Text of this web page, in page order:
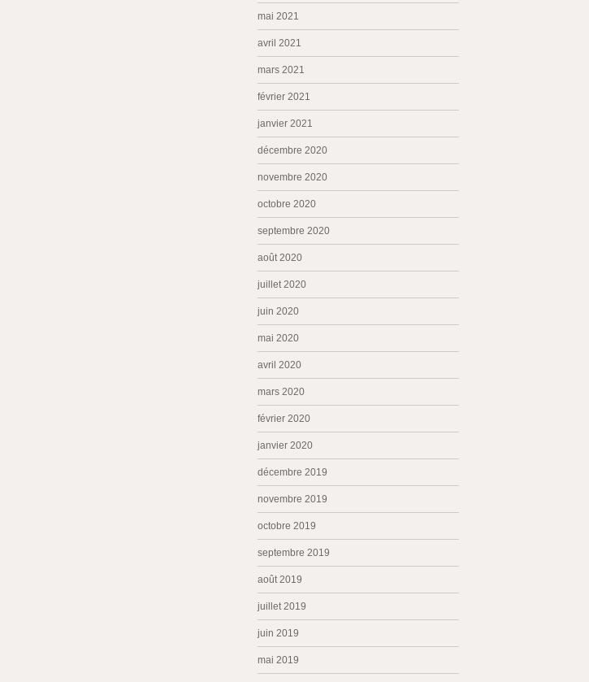
mai 2021
avril 2021
mars 2021
février 2021
janvier 2021
décembre 2020
novembre 2020
octobre 2020
septembre 2020
août 2020
juillet 2020
juin 2020
mai 2020
avril 2020
mars 2020
février 2020
janvier 2020
décembre 2019
novembre 2019
octobre 2019
septembre 2019
août 2019
juillet 2019
juin 2019
mai 2019